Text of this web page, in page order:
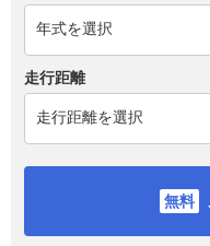
走行距離